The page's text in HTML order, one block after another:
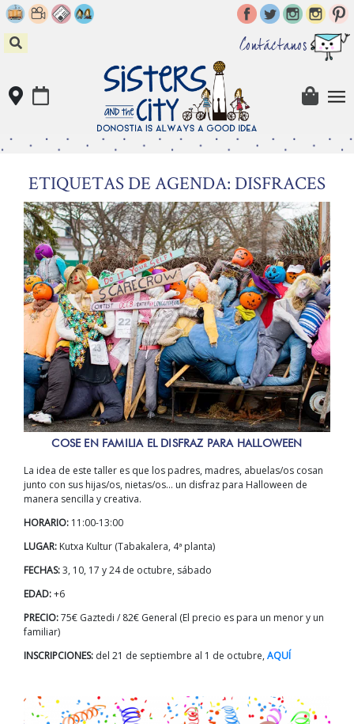
Skip
to
content
Contáctanos
ETIQUETAS DE AGENDA: DISFRACES
COSE EN FAMILIA EL DISFRAZ PARA HALLOWEEN
La idea de este taller es que los padres, madres, abuelas/os cosan
junto con sus hijas/os, nietas/os… un disfraz para Halloween de
manera sencilla y creativa.
HORARIO: 11:00-13:00
LUGAR: Kutxa Kultur (Tabakalera, 4ª planta)
FECHAS:3, 10, 17 y 24 de octubre, sábado
EDAD:+6
PRECIO:75€ Gaztedi / 82€ General (El precio es para un menor y un
familiar)
INSCRIPCIONES: del 21 de septiembre al 1 de octubre, AQUÍ